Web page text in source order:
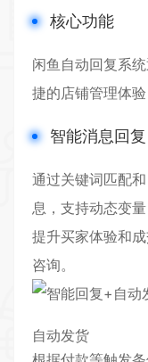
核心功能
闲鱼自动回复系
捷的店铺管理体验
智能消息回复
通过关键词匹配
息，支持动态变
提升买家体验和
咨询。
自动发货